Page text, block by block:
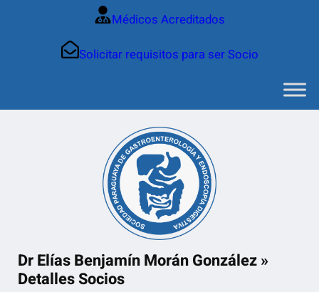
Médicos Acreditados
Solicitar requisitos para ser Socio
Dr Elías Benjamín Morán González »
Detalles Socios